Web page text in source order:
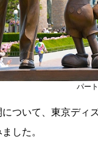
パー
ついて、東京ディ
した。